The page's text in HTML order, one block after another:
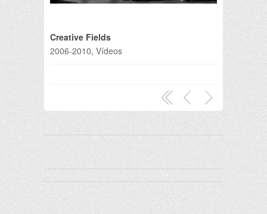
Creative Fields
2006-2010, Vídeos